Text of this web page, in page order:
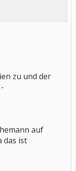
zu und der
auf
das ist